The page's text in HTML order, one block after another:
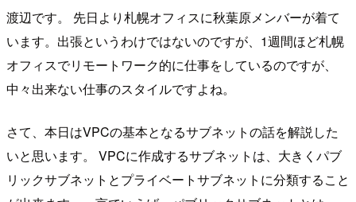
渡辺です。 先日より札幌オフィスに秋葉原メンバーが着て
います。出張というわけではないのですが、1週間ほど札幌
オフィスでリモートワーク的に仕事をしているのですが、
中々出来ない仕事のスタイルですよね。
さて、本日はVPCの基本となるサブネットの話を解説した
いと思います。 VPCに作成するサブネットは、大きくパブ
リックサブネットとプライベートサブネットに分類すること